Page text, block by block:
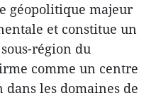
géopolitique majeur
et constitue un
région du
comme un centre
les domaines de